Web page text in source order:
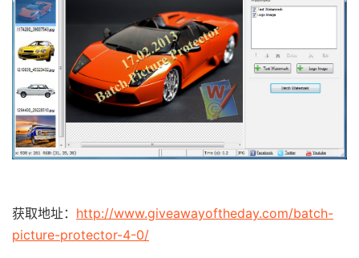
获取地址： http://www.giveawayoftheday.com/batch-
picture-protector-4-0/